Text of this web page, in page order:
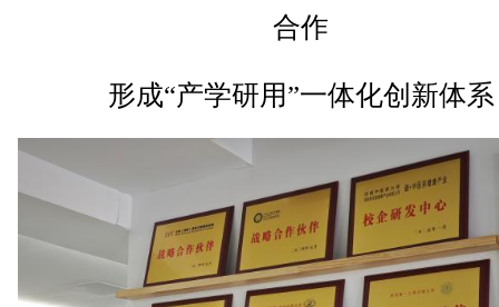
合作
形成“产学研用”一体化创新体系